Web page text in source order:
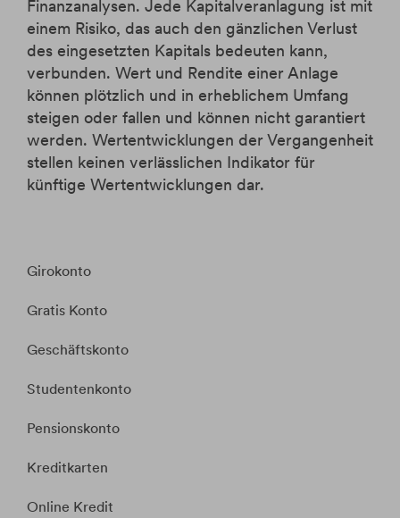
Finanzanalysen. Jede Kapitalveranlagung ist mit
einem Risiko, das auch den gänzlichen Verlust
des eingesetzten Kapitals bedeuten kann,
verbunden. Wert und Rendite einer Anlage
können plötzlich und in erheblichem Umfang
steigen oder fallen und können nicht garantiert
werden. Wertentwicklungen der Vergangenheit
stellen keinen verlässlichen Indikator für
künftige Wertentwicklungen dar.
Girokonto
Gratis Konto
Geschäftskonto
Studentenkonto
Pensionskonto
Kreditkarten
Online Kredit